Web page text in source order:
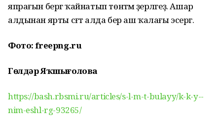
япрағын бергә ҡайнатып төнәтмә әҙерләгеҙ. Ашар
алдынан ярты сәғәт алда бер аш ҡалағы эсергә.
Фото: freepng.ru
Гөлдәр Яҡшығолова
https://bash.rbsmi.ru/articles/s-l-m-t-bulayy/k-k-y--
nim-eshl-rg-93265/